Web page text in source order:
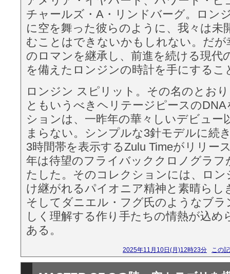
チャールズ・A・リンドバーグ。ロン
に空を舞った彼らのように、我々は未
むことはできないかもしれない。だが
のロマンを継承し、前進を続ける現代
を備えたロンジンの時計を手にするこ
ロンジン スピリット。その名のとお
ともいうべきヘリテージピースの
ションは、一昨年の華々しいデビュー
まらない。シンプルな3針モデルに続
3時間帯を表示するZulu Timeがリリー
年は待望のフライバッククロノグラフ
たした。そのコレクションには、ロン
け継がれるパイオニア精神と素晴らし
そしてダニエル・フグ氏のようなブラ
しく理解する作り手たちの情熱が込め
ある。
2025年11月10日(月)12時23分 この